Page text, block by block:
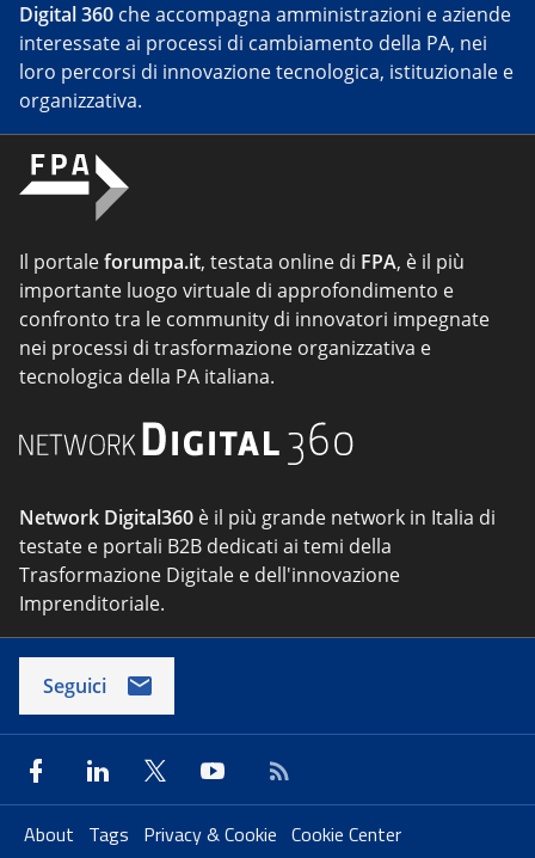
Digital 360 che accompagna amministrazioni e aziende
interessate ai processi di cambiamento della PA, nei
loro percorsi di innovazione tecnologica, istituzionale e
organizzativa.
Il portaleforumpa.it, testata online di FPA, è il più
importante luogo virtuale di approfondimento e
confronto tra le community di innovatori impegnate
nei processi di trasformazione organizzativa e
tecnologica della PA italiana.
Network Digital360 è il più grande network in Italia di
testate e portali B2B dedicati ai temi della
Trasformazione Digitale e dell'innovazione
Imprenditoriale.
Seguici
About Tags Privacy & Cookie Cookie Center